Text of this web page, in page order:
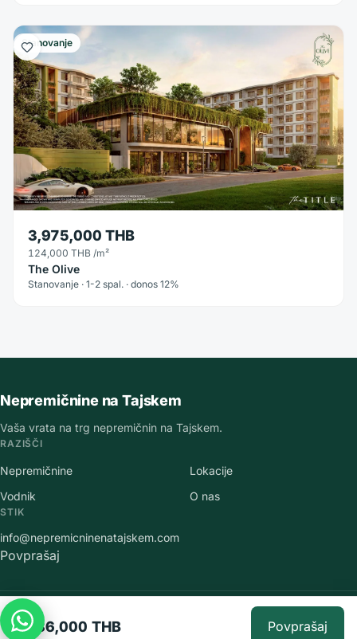
Stanovanje
3,975,000 THB
124,000 THB /m²
The Olive
Stanovanje · 1-2 spal. · donos 12%
5,736,000 THB Povprašaj
Nepremičnine na Tajskem
Vaša vrata na trg nepremičnin na Tajskem.
RAZIŠČI
Nepremičnine
Lokacije
Vodnik
O nas
STIK
info@nepremicninenatajskem.com
Povprašaj
© 2026 Nepremičnine na Tajskem Vse pravice pridržane.
Varstvo osebnih podatkov